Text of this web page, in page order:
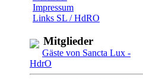
Impressum
Links SL / HdRO
Mitglieder
Gäste von Sancta Lux -
HdrO